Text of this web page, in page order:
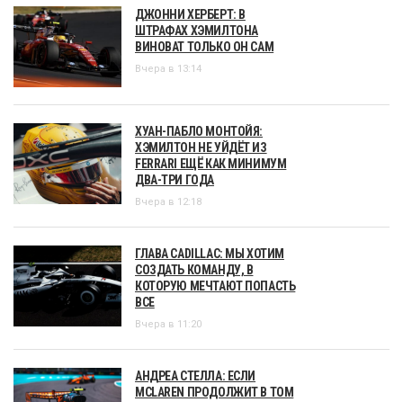
ДЖОННИ ХЕРБЕРТ: В
ШТРАФАХ ХЭМИЛТОНА
ВИНОВАТ ТОЛЬКО ОН САМ
Вчера в 13:14
ХУАН-ПАБЛО МОНТОЙЯ:
ХЭМИЛТОН НЕ УЙДЁТ ИЗ
FERRARI ЕЩЁ КАК МИНИМУМ
ДВА-ТРИ ГОДА
Вчера в 12:18
ГЛАВА CADILLAC: МЫ ХОТИМ
СОЗДАТЬ КОМАНДУ, В
КОТОРУЮ МЕЧТАЮТ ПОПАСТЬ
ВСЕ
Вчера в 11:20
АНДРЕА СТЕЛЛА: ЕСЛИ
MCLAREN ПРОДОЛЖИТ В ТОМ